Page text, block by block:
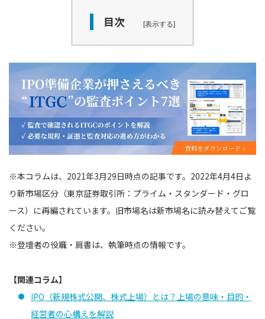
目次 表示する
※本コラムは、2021年3月29日時点の記事です。2022年4月4日よ
り新市場区分（東京証券取引所：プライム・スタンダード・グロ
ース）に再編されています。旧市場名は新市場名に読み替えてご覧
ください。
※登壇者の役職・肩書は、執筆時点の情報です。
【関連コラム】
IPO（新規株式公開、株式上場）とは？上場の意味・目的・
経営者の心構えを解説